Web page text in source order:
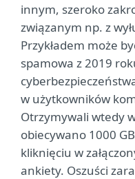
innym, szeroko
związanym np. z
Przykładem może
spamowa z 2019
w użytkowników
Otrzymywali wtedy
obiecywano 1000
kliknięciu w
ankiety. Oszuści